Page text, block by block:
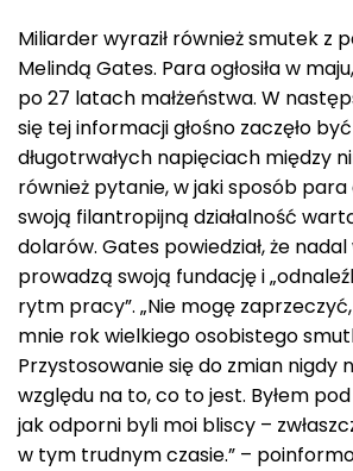
Miliarder wyraził również smutek z
Melindą Gates. Para ogłosiła w
po 27 latach małżeństwa. W
się tej informacji głośno zaczęło
długotrwałych napięciach między
również pytanie, w jaki sposób
swoją filantropijną działalność
dolarów. Gates powiedział, że
prowadzą swoją fundację i
rytm pracy”. „Nie mogę
mnie rok wielkiego osobistego
Przystosowanie się do zmian nigdy
względu na to, co to jest. Byłem
jak odporni byli moi bliscy –
w tym trudnym czasie.” –